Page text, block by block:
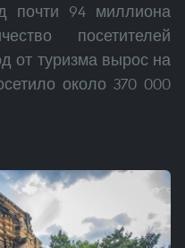
почти 94 миллиона
посетителей
от туризма вырос на
около 370 000